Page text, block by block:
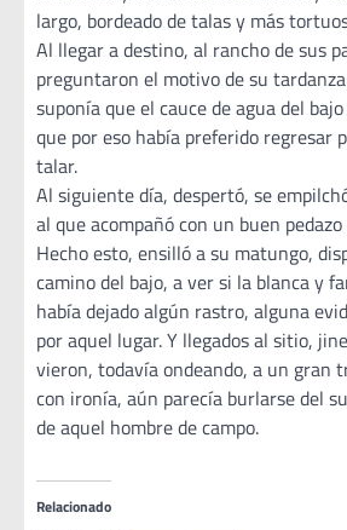
largo, bordeado de talas y más
Al llegar a destino, al rancho de sus
preguntaron el motivo de su
suponía que el cauce de agua del
que por eso había preferido regresar
talar.
Al siguiente día, despertó, se
al que acompañó con un buen
Hecho esto, ensilló a su matungo,
camino del bajo, a ver si la blanca y
había dejado algún rastro, alguna
por aquel lugar. Y llegados al sitio,
vieron, todavía ondeando, a un gran
con ironía, aún parecía burlarse del
de aquel hombre de campo.
Relacionado